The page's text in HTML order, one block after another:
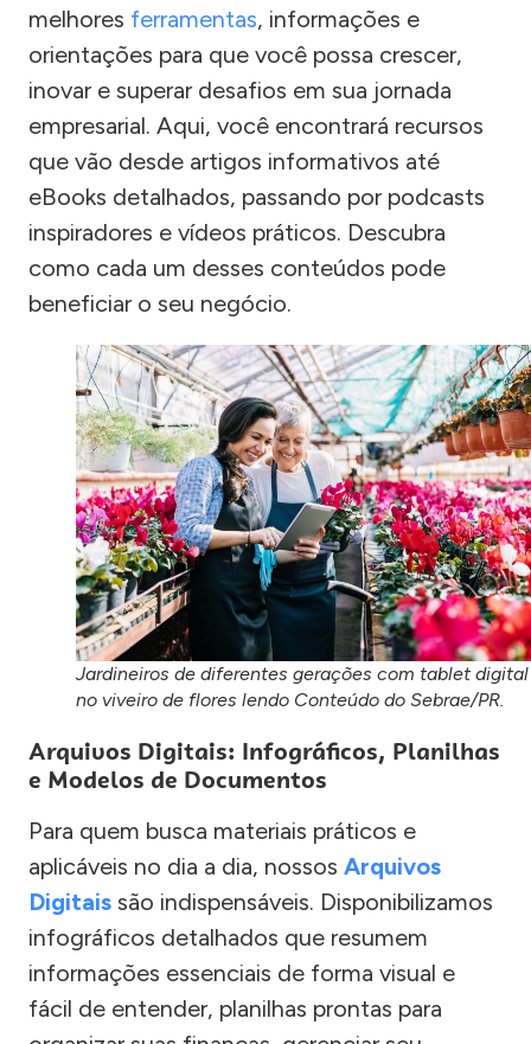
melhores ferramentas, informações e
orientações para que você possa crescer,
inovar e superar desafios em sua jornada
empresarial. Aqui, você encontrará recursos
que vão desde artigos informativos até
eBooks detalhados, passando por podcasts
inspiradores e vídeos práticos. Descubra
como cada um desses conteúdos pode
beneficiar o seu negócio.
Jardineiros de diferentes gerações com tablet digital
no viveiro de flores lendo Conteúdo do Sebrae/PR.
Arquivos Digitais: Infográficos, Planilhas
e Modelos de Documentos
Para quem busca materiais práticos e
aplicáveis no dia a dia, nossos Arquivos
Digitais são indispensáveis. Disponibilizamos
infográficos detalhados que resumem
informações essenciais de forma visual e
fácil de entender, planilhas prontas para